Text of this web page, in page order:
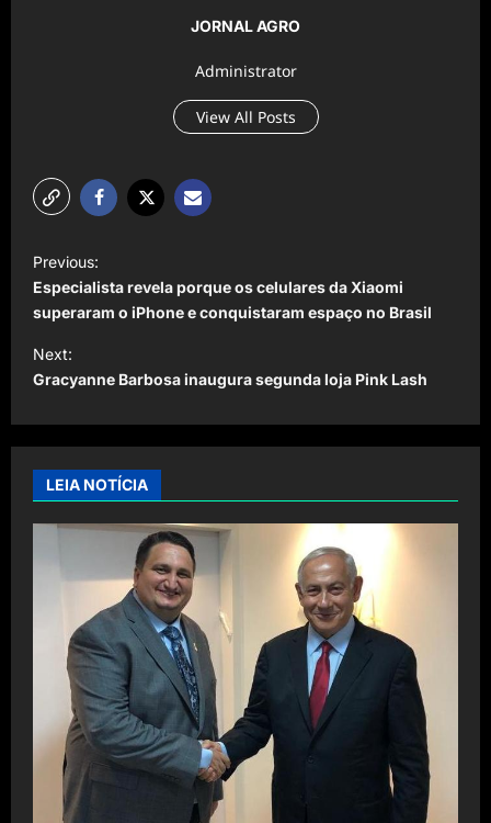
JORNAL AGRO
Administrator
View All Posts
o
s
t
n
a
v
g
Previous:
Especialista revela porque os celulares da Xiaomi
superaram o iPhone e conquistaram espaço no Brasil
Next:
Gracyanne Barbosa inaugura segunda loja Pink Lash
LEIA NOTÍCIA